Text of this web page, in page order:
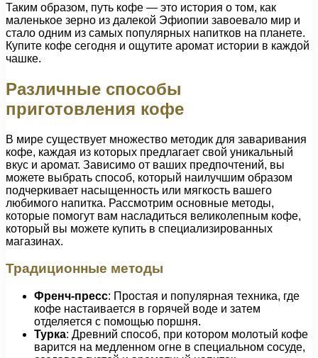
Таким образом, путь кофе — это история о том, как
маленькое зерно из далекой Эфиопии завоевало мир и
стало одним из самых популярных напитков на планете.
Купите кофе сегодня и ощутите аромат истории в каждой
чашке.
Различные способы
приготовления кофе
В мире существует множество методик для заваривания
кофе, каждая из которых предлагает свой уникальный
вкус и аромат. Зависимо от ваших предпочтений, вы
можете выбрать способ, который наилучшим образом
подчеркивает насыщенность или мягкость вашего
любимого напитка. Рассмотрим основные методы,
которые помогут вам насладиться великолепным кофе,
который вы можете купить в специализированных
магазинах.
Традиционные методы
Френч-пресс: Простая и популярная техника, где
кофе настаивается в горячей воде и затем
отделяется с помощью поршня.
Турка: Древний способ, при котором молотый кофе
варится на медленном огне в специальном сосуде,